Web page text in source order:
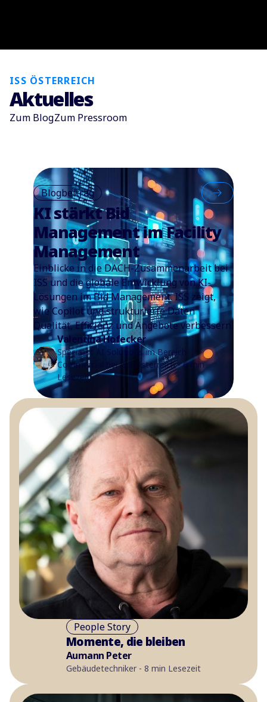
ISS ÖSTERREICH
Aktuelles
Zum BlogZum Pressroom
Blogbeitrag
KI stärkt Bid
Management im Facility
Management
Einblicke in die DACH-Zusammenarbeit bei
ISS und die globale Entwicklung von KI-
Lösungen im Bid Management. ISS zeigt,
wie Copilot und strukturierte Daten
Qualität, Effizienz und Angebote verbessern.
Valentina Hofecker
Specialist AI Solutions im Bereich
Commercial bei ISS Österreich - 6 min
Lesezeit
People Story
Momente, die bleiben
Aumann Peter
Gebäudetechniker - 8 min Lesezeit